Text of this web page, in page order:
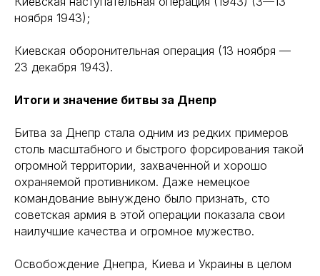
ноября 1943);
Киевская оборонительная операция (13 ноября —
23 декабря 1943).
Итоги и значение битвы за Днепр
Битва за Днепр стала одним из редких примеров
столь масштабного и быстрого форсирования такой
огромной территории, захваченной и хорошо
охраняемой противником. Даже немецкое
командование вынуждено было признать, сто
советская армия в этой операции показала свои
наилучшие качества и огромное мужество.
Освобождение Днепра, Киева и Украины в целом